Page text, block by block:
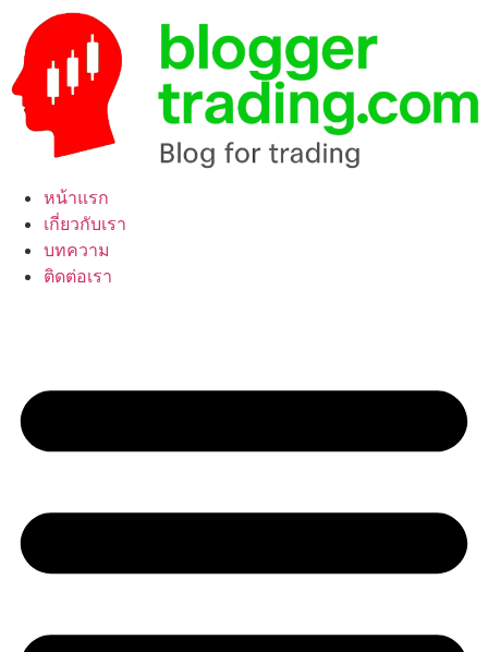
content
หน้าแรก
เกี่ยวกับเรา
บทความ
ติดต่อเรา